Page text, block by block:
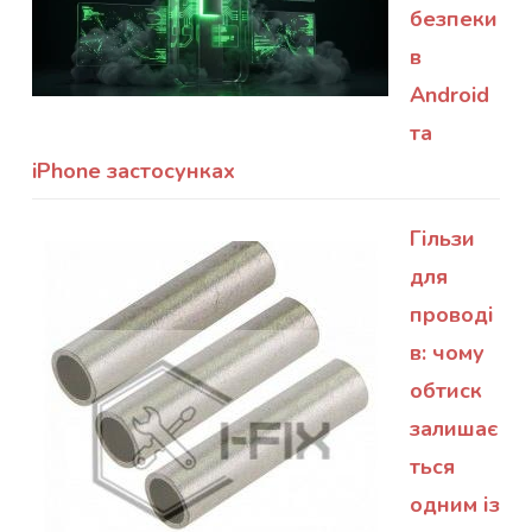
безпеки
в
Android
та
iPhone застосунках
Гільзи
для
проводі
в: чому
обтиск
залишає
ться
одним із